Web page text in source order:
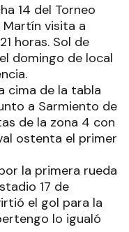
14 del Torneo
Martín visita a
horas. Sol de
domingo de local
cima de la tabla
a Sarmiento de
de la zona 4 con
ostenta el primer
la primera rueda
17 de
el gol para la
lo igualó